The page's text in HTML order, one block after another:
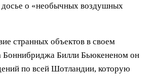
досье о «необычных воздушных
странных объектов в своем
Боннибриджа Билли Бьюкененом он
по всей Шотландии, которую